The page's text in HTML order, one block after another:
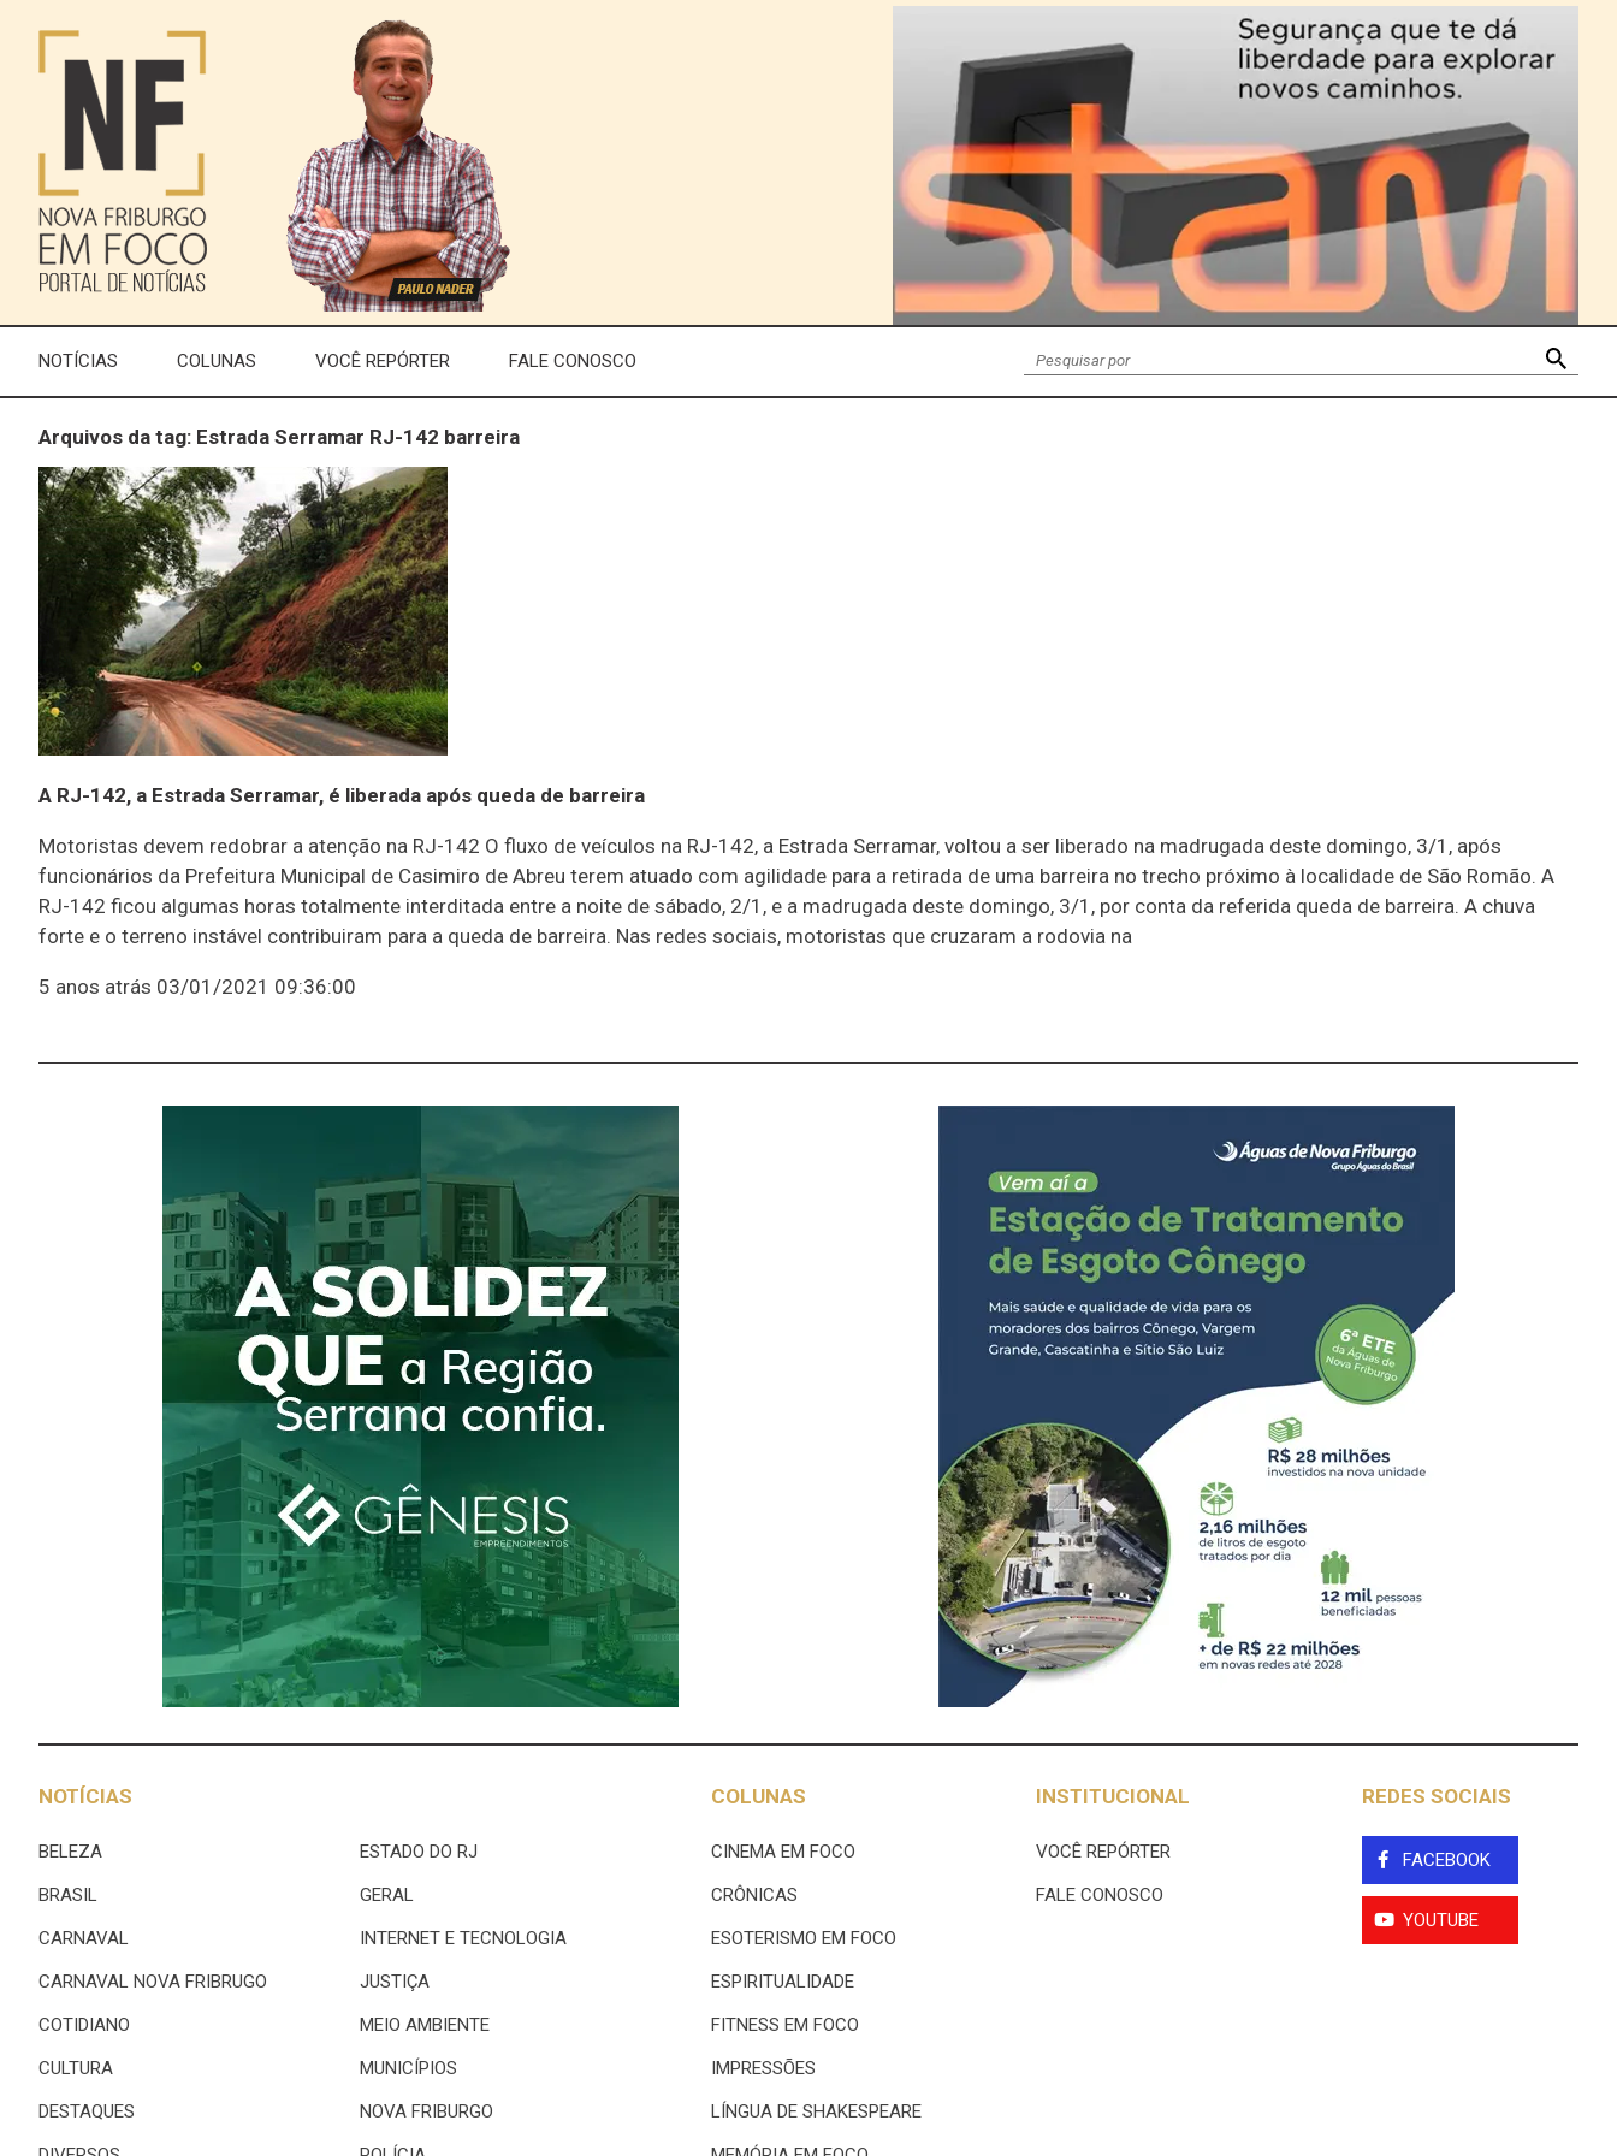
NOTÍCIAS COLUNAS VOCÊ REPÓRTER FALE CONOSCO
Arquivos da tag: Estrada Serramar RJ-142 barreira
A RJ-142, a Estrada Serramar, é liberada após queda de barreira
Motoristas devem redobrar a atenção na RJ-142 O fluxo de veículos na RJ-142, a Estrada Serramar, voltou a ser liberado na madrugada deste domingo, 3/1, após
funcionários da Prefeitura Municipal de Casimiro de Abreu terem atuado com agilidade para a retirada de uma barreira no trecho próximo à localidade de São Romão. A
RJ-142 ficou algumas horas totalmente interditada entre a noite de sábado, 2/1, e a madrugada deste domingo, 3/1, por conta da referida queda de barreira. A chuva
forte e o terreno instável contribuiram para a queda de barreira. Nas redes sociais, motoristas que cruzaram a rodovia na
5 anos atrás 03/01/2021 09:36:00
NOTÍCIAS
BELEZA
BRASIL
CARNAVAL
CARNAVAL NOVA FRIBRUGO
COTIDIANO
CULTURA
DESTAQUES
ESTADO DO RJ
GERAL
INTERNET E TECNOLOGIA
JUSTIÇA
MEIO AMBIENTE
MUNICÍPIOS
NOVA FRIBURGO
COLUNAS
CINEMA EM FOCO
CRÔNICAS
ESOTERISMO EM FOCO
ESPIRITUALIDADE
FITNESS EM FOCO
IMPRESSÕES
LÍNGUA DE SHAKESPEARE
INSTITUCIONAL
VOCÊ REPÓRTER
FALE CONOSCO
REDES SOCIAIS
FACEBOOK
YOUTUBE